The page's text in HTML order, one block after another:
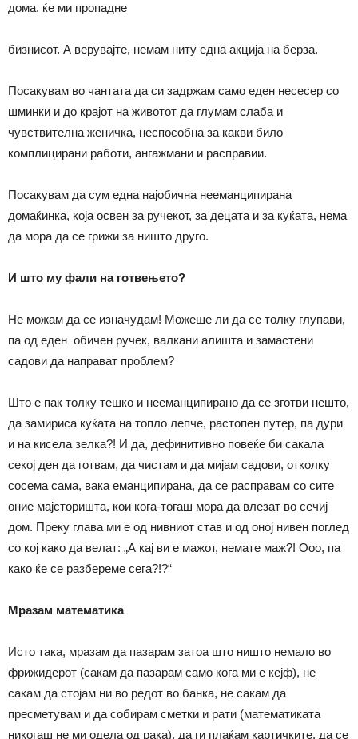
дома. ќе ми пропадне
бизнисот. А верувајте, немам ниту една акција на берза.
Посакувам во чантата да си задржам само еден несесер со
шминки и до крајот на животот да глумам слаба и
чувствителна женичка, неспособна за какви било
комплицирани работи, ангажмани и расправии.
Посакувам да сум една најобична нееманципирана
домаќинка, која освен за ручекот, за децата и за куќата, нема
да мора да се грижи за ништо друго.
И што му фали на готвењето?
Не можам да се изначудам! Можеше ли да се толку глупави,
па од еден обичен ручек, валкани алишта и замастени
садови да направат проблем?
Што е пак толку тешко и нееманципирано да се зготви нешто,
да замириса куќата на топло лепче, растопен путер, па дури
и на кисела зелка?! И да, дефинитивно повеќе би сакала
секој ден да готвам, да чистам и да мијам садови, отколку
сосема сама, вака еманципирана, да се расправам со сите
оние мајсторишта, кои кога-тогаш мора да влезат во сечиј
дом. Преку глава ми е од нивниот став и од оној нивен поглед
со кој како да велат: „А кај ви е мажот, немате маж?! Ооо, па
како ќе се разбереме сега?!?“
Мразам математика
Исто така, мразам да пазарам затоа што ништо немало во
фрижидерот (сакам да пазарам само кога ми е кејф), не
сакам да стојам ни во редот во банка, не сакам да
пресметувам и да собирам сметки и рати (математиката
никогаш не ми одела од рака), да ги плаќам картичките, да се